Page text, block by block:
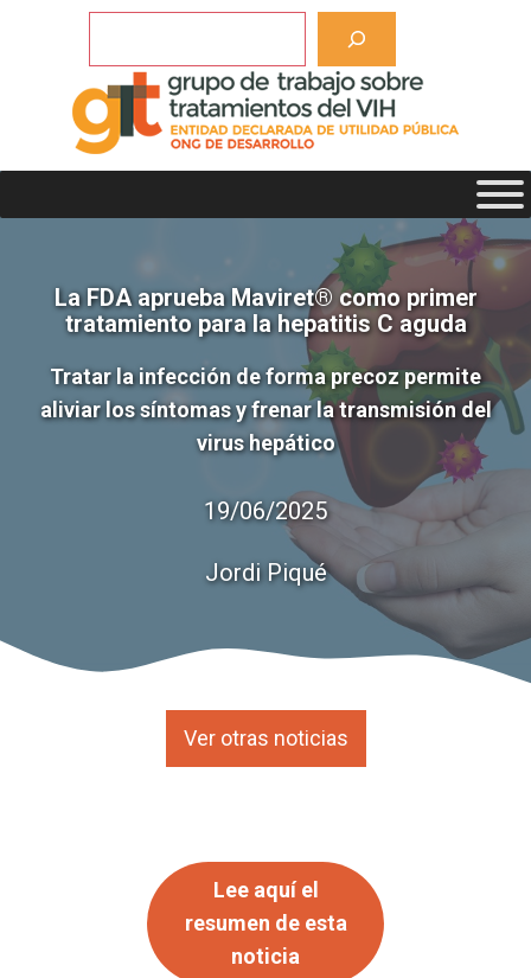
La FDA aprueba Maviret® como primer
tratamiento para la hepatitis C aguda
Tratar la infección de forma precoz permite
aliviar los síntomas y frenar la transmisión del
virus hepático
19/06/2025
Jordi Piqué
Ver otras noticias
Lee aquí el
resumen de esta
noticia